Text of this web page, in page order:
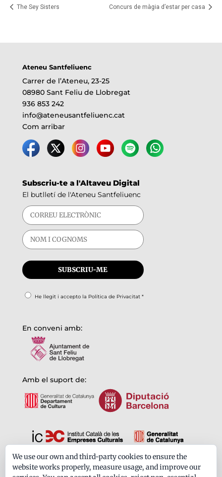
The Sey Sisters Concurs de màgia d’estar per casa
Ateneu Santfeliuenc
Carrer de l’Ateneu, 23-25
08980 Sant Feliu de Llobregat
936 853 242
info@ateneusantfeliuenc.cat
Com arribar
Subscriu-te a l'Altaveu Digital
El butlletí de l'Ateneu Santfeliuenc
He llegit i accepto la Política de Privacitat*
En conveni amb:
Amb el suport de:
Formem part de:
We use our own and third-party cookies to ensure the
website works properly, measure usage, and improve our